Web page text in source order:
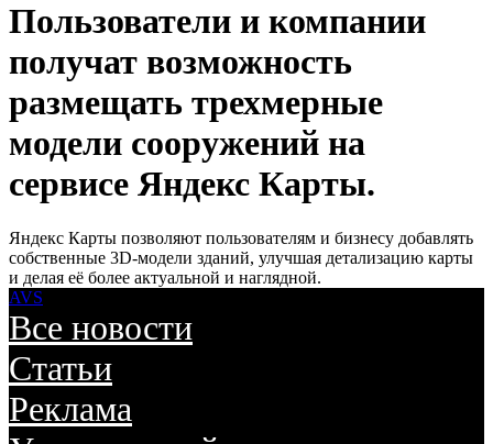
Пользователи и компании
получат возможность
размещать трехмерные
модели сооружений на
сервисе Яндекс Карты.
Яндекс Карты позволяют пользователям и бизнесу добавлять
собственные 3D-модели зданий, улучшая детализацию карты
и делая её более актуальной и наглядной.
AVS
Все новости
Статьи
Реклама